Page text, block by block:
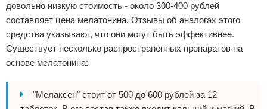
довольно низкую стоимость - около 300-400 рублей
составляет цена мелатонина. Отзывы об аналогах этого
средства указывают, что они могут быть эффективнее.
Существует несколько распространенных препаратов на
основе мелатонина:
"Мелаксен" стоит от 500 до 600 рублей за 12